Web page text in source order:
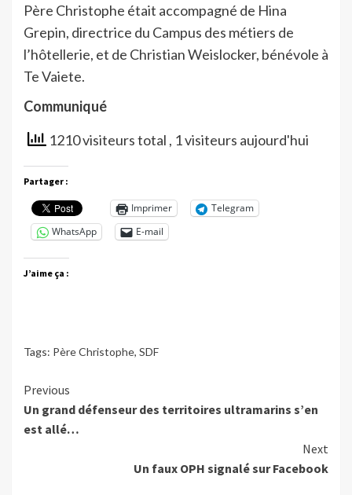
Père Christophe était accompagné de Hina
Grepin, directrice du Campus des métiers de
l’hôtellerie, et de Christian Weislocker, bénévole à
Te Vaiete.
Communiqué
1210 visiteurs total , 1 visiteurs aujourd'hui
Partager :
Imprimer
Telegram
WhatsApp
E-mail
J’aime ça :
Tags: Père Christophe, SDF
Continue
Reading
Previous
Un grand défenseur des territoires ultramarins s’en
est allé…
Next
Un faux OPH signalé sur Facebook